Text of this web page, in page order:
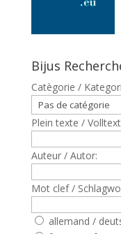
Bijus
Catègorie /
Plein texte /
Auteur / Autor:
Mot clef /
allemand /